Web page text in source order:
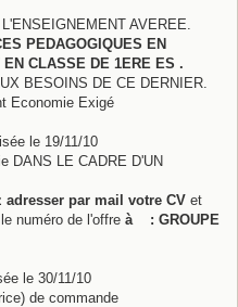
AVEREE.
PEDAGOGIQUES EN
CLASSE DE 1ERE ES .
BESOINS DE CE DERNIER.
Economie Exigé
le 19/11/10
DANS LE CADRE D'UN
adresser par mail votre CV et
numéro de l'offre à : GROUPE
le 30/11/10
de commande